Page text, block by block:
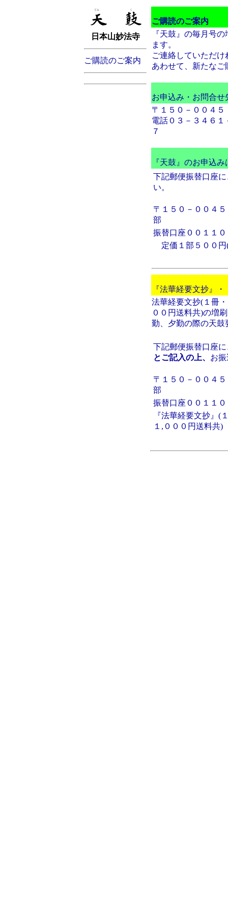
日本山妙法寺
ご購読のご案内
ご購読のご案内
『天鼓』の毎月号
ます。
ご連絡していただ
あわせて、新たな
お申込み・お問合せ
〒１５０－００４
電話０３－３４６
７
『天鼓』のお申込み
下記郵便振替口座に
い。
〒１５０－００４
部
振替口座００１１
定価１部５００
『法華経要文抄』
法華経要文抄(１冊
００円送料共)の増
勤、夕勤の際の天鼓
下記郵便振替口座に
とご記入の上、 お
〒１５０－００４
部
振替口座００１１
『法華経要文抄』(
１,０００円送料共)